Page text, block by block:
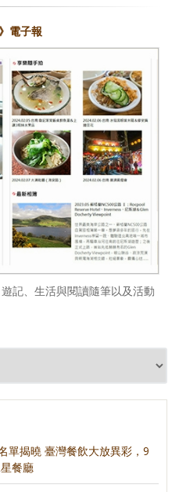
電子報
記、生活與閱讀隨筆以及活動
單揭曉 臺灣餐飲大放異彩，9
餐廳